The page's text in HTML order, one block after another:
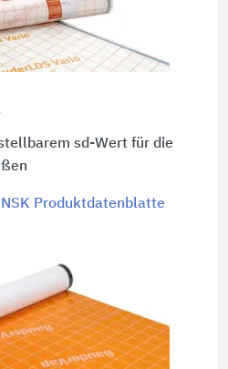
sd-Wert für die
NSK Produktdatenblatte